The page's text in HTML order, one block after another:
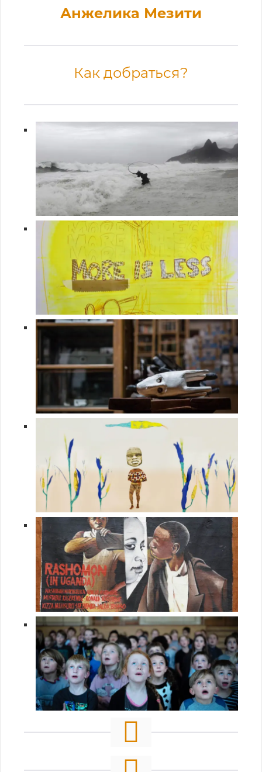
Анжелика Мезити
Как добраться?